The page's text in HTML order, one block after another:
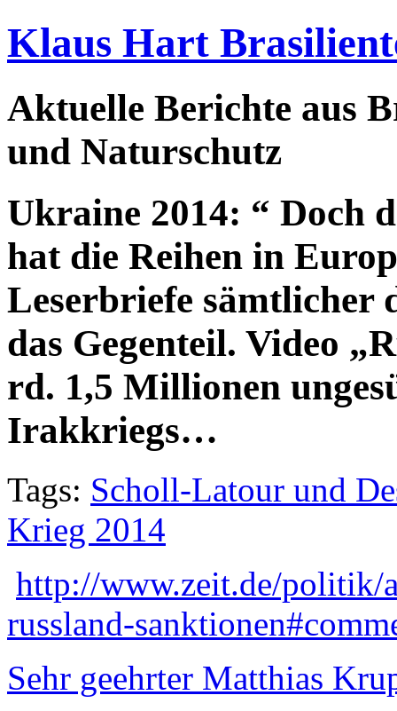
Klaus Hart
Aktuelle Berichte aus
und Naturschutz
Ukraine 2014: “ Doch
hat die Reihen in
Leserbriefe sämtlicher
das Gegenteil. Video
rd. 1,5 Millionen
Irakkriegs…
Tags: Scholl-Latour und
Krieg 2014
http://www.zeit.de/politik/
russland-
Sehr geehrter Matthias